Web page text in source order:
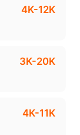
4K-12K
3K-20K
4K-11K